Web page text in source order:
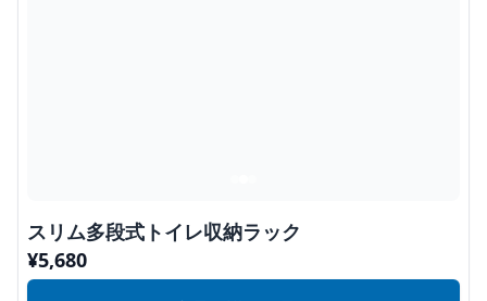
スリム多段式トイレ収納ラック
¥5,680